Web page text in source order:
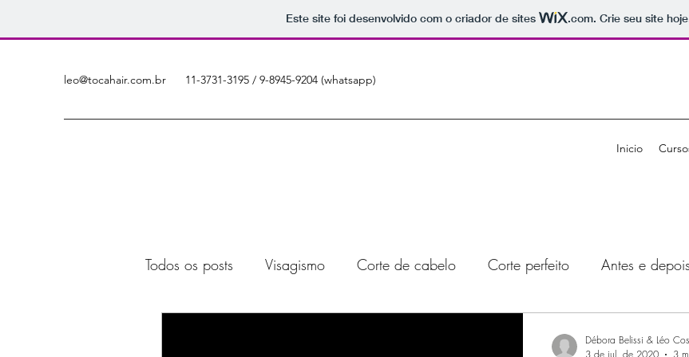
Este site foi desenvolvido com o criador de sites .com. Crie seu site
leo@tocahair.com.br 11-3731-3195 / 9-8945-9204 (whatsapp)
Inicio
Todos os posts Visagismo Corte de cabelo Corte perfeito Antes e depois
Débora Belissi & Léo
3 de jul. de 2020
3